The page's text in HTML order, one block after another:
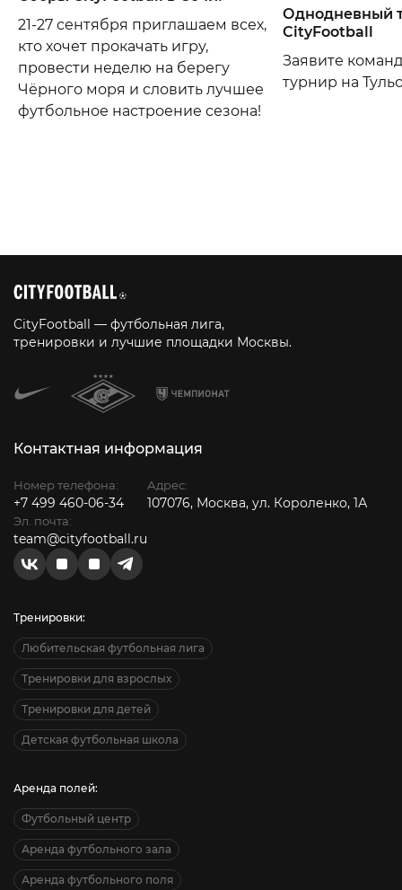
21-27 сентября приглашаем всех,
кто хочет прокачать игру,
провести неделю на берегу
Чёрного моря и словить лучшее
футбольное настроение сезона!
Однодневный
CityFootball
Заявите
турнир на
CityFootball — футбольная лига,
тренировки и лучшие площадки Москвы.
Контактная информация
Номер телефона:
+7 499 460-06-34
Эл. почта:
team@cityfootball.ru
Адрес:
107076, Москва, ул. Короленко, 1А
Тренировки:
Любительская футбольная лига
Тренировки для взрослых
Тренировки для детей
Детская футбольная школа
Аренда полей:
Футбольный центр
Аренда футбольного зала
Аренда футбольного поля